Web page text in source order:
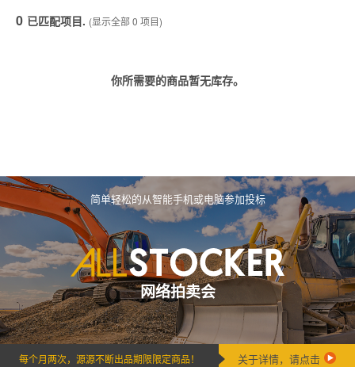
0 已匹配项目. (显示全部 0 项目)
你所需要的商品暂无库存。
简单轻松的从智能手机或电脑参加投标
网络拍卖会
每个月两次，源源不断出品期限限定商品！ 关于详情，请点击